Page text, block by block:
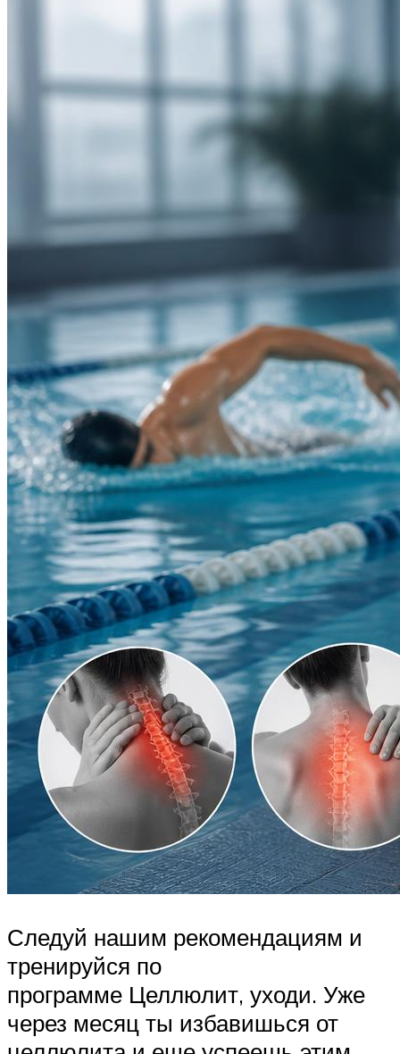
Следуй нашим рекомендациям и
тренируйся по
программе Целлюлит, уходи. Уже
через месяц ты избавишься от